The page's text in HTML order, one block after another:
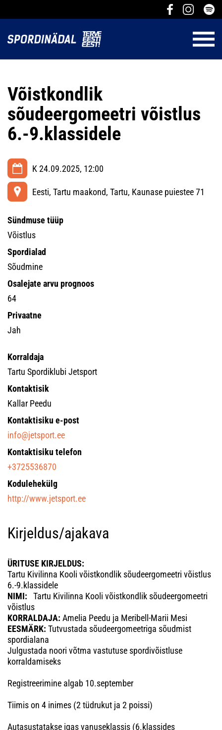
Võistkondlik
sõudeergomeetri võistlus
6.-9.klassidele
K 24.09.2025, 12:00
Eesti, Tartu maakond, Tartu, Kaunase puiestee 71
Sündmuse tüüp
Võistlus
Spordialad
Sõudmine
Osalejate arvu prognoos
64
Privaatne
Jah
Korraldaja
Tartu Spordiklubi Jetsport
Kontaktisik
Kallar Peedu
Kontaktisiku e-post
info@jetsport.ee
Kontaktisiku telefon
+3725536870
Kodulehekülg
http://www.jetsport.ee
Kirjeldus/ajakava
ÜRITUSE KIRJELDUS:
Tartu Kivilinna Kooli võistkondlik sõudeergomeetri võistlus
6.-9.klassidele
NIMI:
Tartu Kivilinna Kooli võistkondlik sõudeergomeetri
võistlus
KORRALDAJA: Amelia Peedu ja Meribell-Marii Mesi
EESMÄRK: Tutvustada sõudeergomeetriga sõudmist
spordialana
Julgustada noori võtma vastutuse spordivõistluse
korraldamiseks
Registreerimine algab 10.september
Tiimis on 4 inimes (2 tüdrukut ja 2 poissi)
Autasustatakse igas vanuseklassis (6.klassides